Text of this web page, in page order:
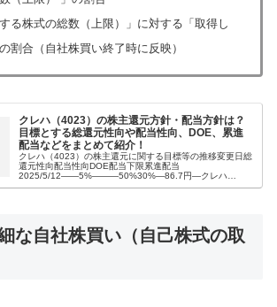
る株式の総数（上限）」に対する「取得し
割合（自社株買い終了時に反映）
クレハ（4023）の株主還元方針・配当方針は？
目標とする総還元性向や配当性向、DOE、累進
配当などをまとめて紹介！
クレハ（4023）の株主還元に関する目標等の推移変更日総
還元性向配当性向DOE配当下限累進配当
2025/5/12――5%―――50%30%―86.7円―クレハ
な自社株買い（自己株式の取